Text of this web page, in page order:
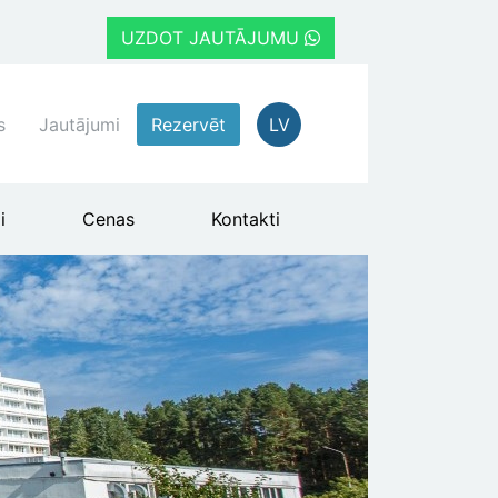
UZDOT JAUTĀJUMU
Jautājumi Rezervēt LV
Cenas Kontakti